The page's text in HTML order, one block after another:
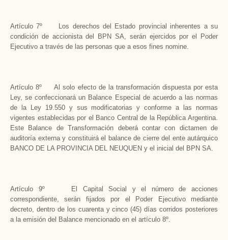
Artículo 7º Los derechos del Estado provincial inherentes a su
condición de accionista del BPN SA, serán ejercidos por el Poder
Ejecutivo a través de las personas que a esos fines nomine.
Artículo 8º Al solo efecto de la transformación dispuesta por esta
Ley, se confeccionará un Balance Especial de acuerdo a las normas
de la Ley 19.550 y sus modificatorias y conforme a las normas
vigentes establecidas por el Banco Central de la República Argentina.
Este Balance de Transformación deberá contar con dictamen de
auditoría externa y constituirá el balance de cierre del ente autárquico
BANCO DE LA PROVINCIA DEL NEUQUEN y el inicial del BPN SA.
Artículo 9º El Capital Social y el número de acciones
correspondiente, serán fijados por el Poder Ejecutivo mediante
decreto, dentro de los cuarenta y cinco (45) días corridos posteriores
a la emisión del Balance mencionado en el artículo 8º.